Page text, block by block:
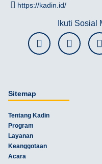
https://kadin.id/
Ikuti Sosial
Sitemap
Tentang Kadin
Program
Layanan
Keanggotaan
Acara